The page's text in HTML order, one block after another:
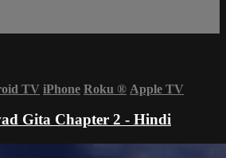
TV iPhone Roku ® Apple TV
Gita Chapter 2 - Hindi